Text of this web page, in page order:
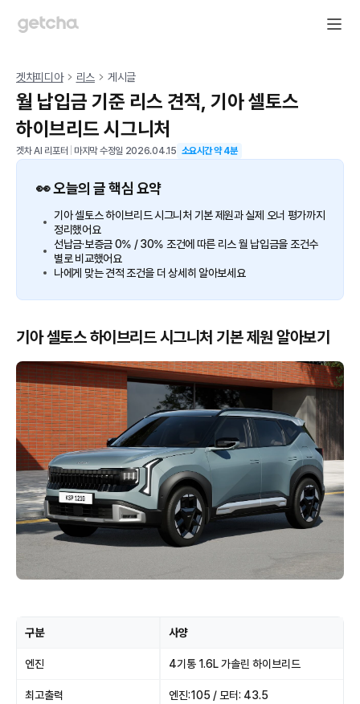
겟차피디아 리스 게시글
월 납입금 기준 리스 견적, 기아 셀토스
하이브리드 시그니처
겟차 AI 리포터 마지막 수정일 2026.04.15 소요시간 약4분
👀 오늘의 글 핵심 요약
기아 셀토스 하이브리드 시그니처 기본 제원과 실제 오너 평가까지
정리했어요
선납금·보증금 0% / 30% 조건에 따른 리스 월 납입금을 조건수
별로 비교했어요
나에게 맞는 견적 조건을 더 상세히 알아보세요
기아 셀토스 하이브리드 시그니처 기본 제원 알아보기
구분 사양
엔진 4기통 1.6L 가솔린 하이브리드
최고출력 엔진:105 / 모터: 43.5